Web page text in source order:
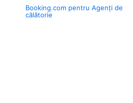
Booking.com pentru Agenți de
călătorie